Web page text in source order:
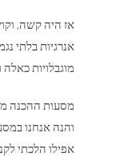
אז היה קשה,
אנרגיות בלתי
מוגבלויות
מסעות ההכנה
והנה אנחנו
אפילו הלכתי